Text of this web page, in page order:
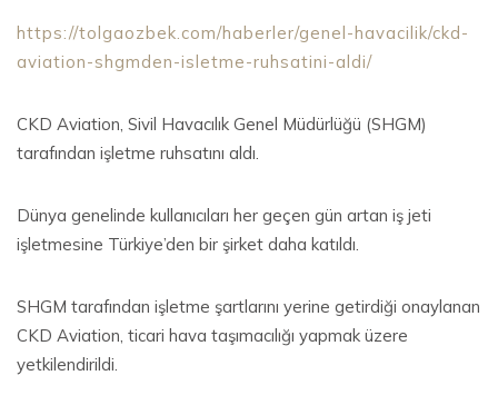
https://tolgaozbek.com/haberler/genel-havacilik/ckd-
aviation-shgmden-isletme-ruhsatini-aldi/
CKD Aviation, Sivil Havacılık Genel Müdürlüğü (SHGM)
tarafından işletme ruhsatını aldı.
Dünya genelinde kullanıcıları her geçen gün artan iş jeti
işletmesine Türkiye’den bir şirket daha katıldı.
SHGM tarafından işletme şartlarını yerine getirdiği onaylanan
CKD Aviation, ticari hava taşımacılığı yapmak üzere
yetkilendirildi.